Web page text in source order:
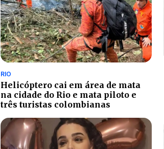
RIO
Helicóptero cai em área de mata
na cidade do Rio e mata piloto e
três turistas colombianas